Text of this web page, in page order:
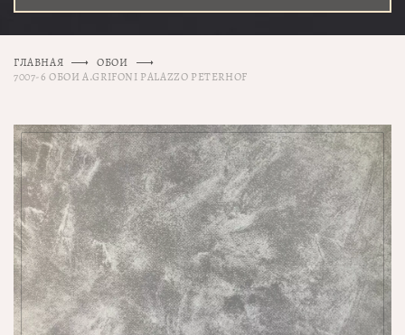
ГЛАВНАЯ
ОБОИ
7007-6 ОБОИ A.GRIFONI PALAZZO PETERHOF